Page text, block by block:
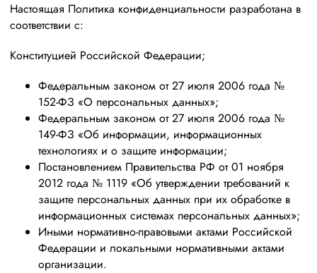
Настоящая Политика конфиденциальности разработана в
соответствии с:
Конституцией Российской Федерации;
Федеральным законом от 27 июля 2006 года №
152-ФЗ «О персональных данных»;
Федеральным законом от 27 июля 2006 года №
149-ФЗ «Об информации, информационных
технологиях и о защите информации;
Постановлением Правительства РФ от 01 ноября
2012 года № 1119 «Об утверждении требований к
защите персональных данных при их обработке в
информационных системах персональных данных»;
Иными нормативно-правовыми актами Российской
Федерации и локальными нормативными актами
организации.